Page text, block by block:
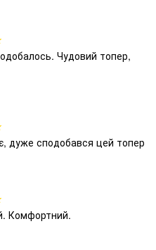
Чудовий топер,
дуже сподобався цей топер
Комфортний.